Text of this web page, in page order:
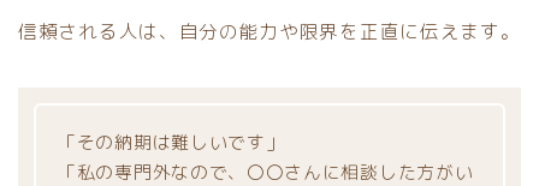
信頼される人は、自分の能力や限界を正直に伝えます。
「その納期は難しいです」
「私の専門外なので、〇〇さんに相談した方がい